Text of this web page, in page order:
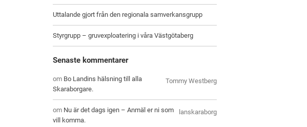
Uttalande gjort från den regionala samverkansgrupp
Styrgrupp – gruvexploatering i våra Västgötaberg
Senaste kommentarer
Tommy Westberg
om Bo Landins hälsning till alla
Skaraborgare.
lanskaraborg
om Nu är det dags igen – Anmäl er ni som
vill komma.